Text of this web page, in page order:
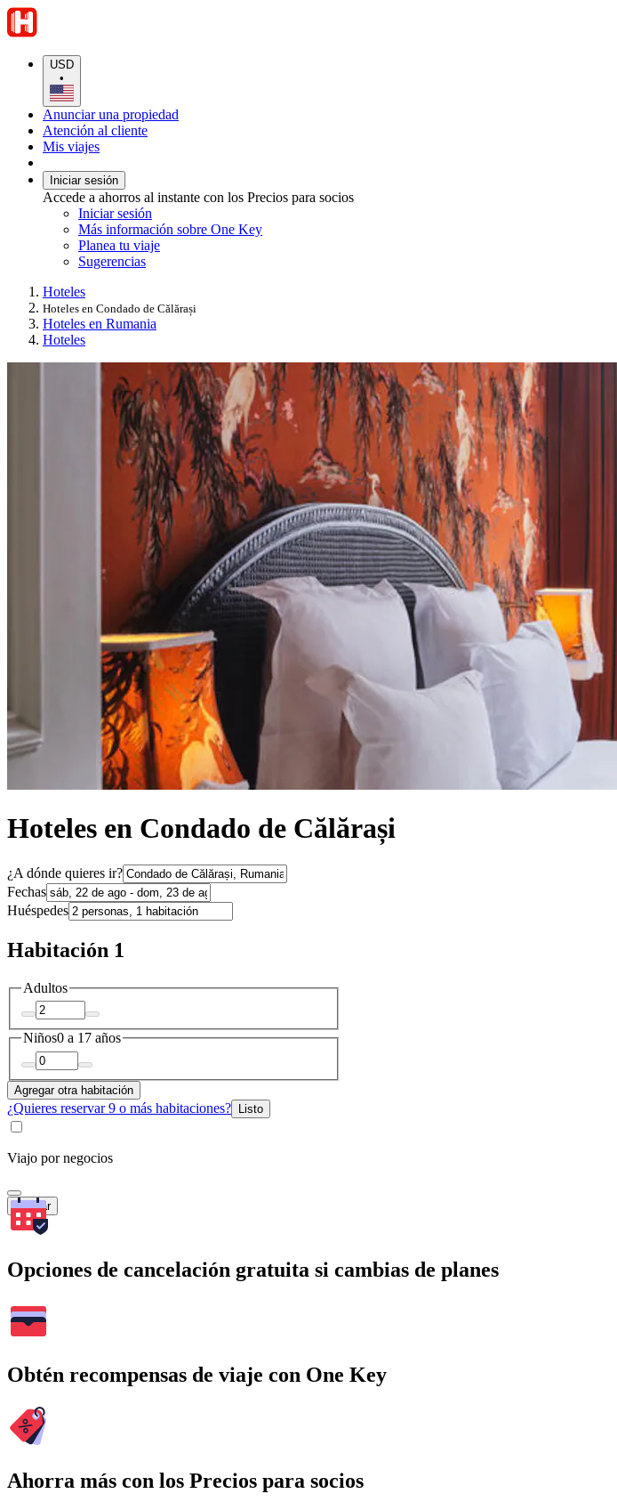
USD
•
Anunciar una propiedad
Atención al cliente
Mis viajes
Iniciar sesión
Accede a ahorros al instante con los Precios para socios
Iniciar sesión
Más información sobre One Key
Planea tu viaje
Sugerencias
Hoteles
Hoteles en Condado de Călărași
Hoteles en Rumania
Hoteles
Hoteles en Condado de Călărași
¿A dónde quieres ir?
Fechas
Huéspedes
Habitación 1
Adultos
Niños0 a 17 años
Agregar otra habitación
¿Quieres reservar 9 o más habitaciones? Listo
Viajo por negocios
Buscar
Opciones de cancelación gratuita si cambias de planes
Obtén recompensas de viaje con One Key
Ahorra más con los Precios para socios